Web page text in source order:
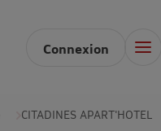
Connexion
CITADINES APART'HOTEL